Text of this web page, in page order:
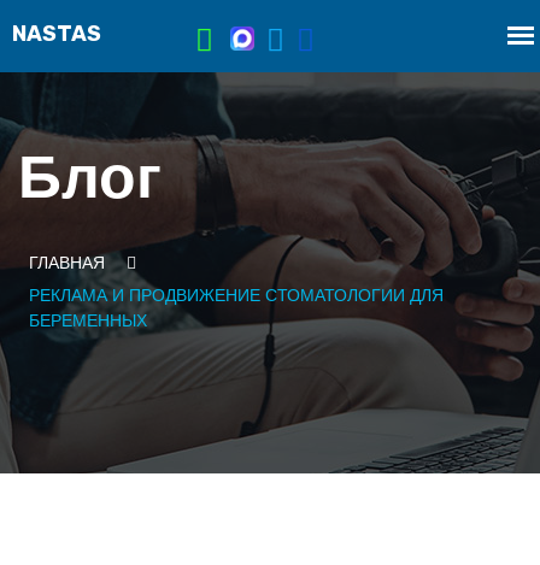
Блог
ГЛАВНАЯ
РЕКЛАМА И ПРОДВИЖЕНИЕ СТОМАТОЛОГИИ ДЛЯ
БЕРЕМЕННЫХ